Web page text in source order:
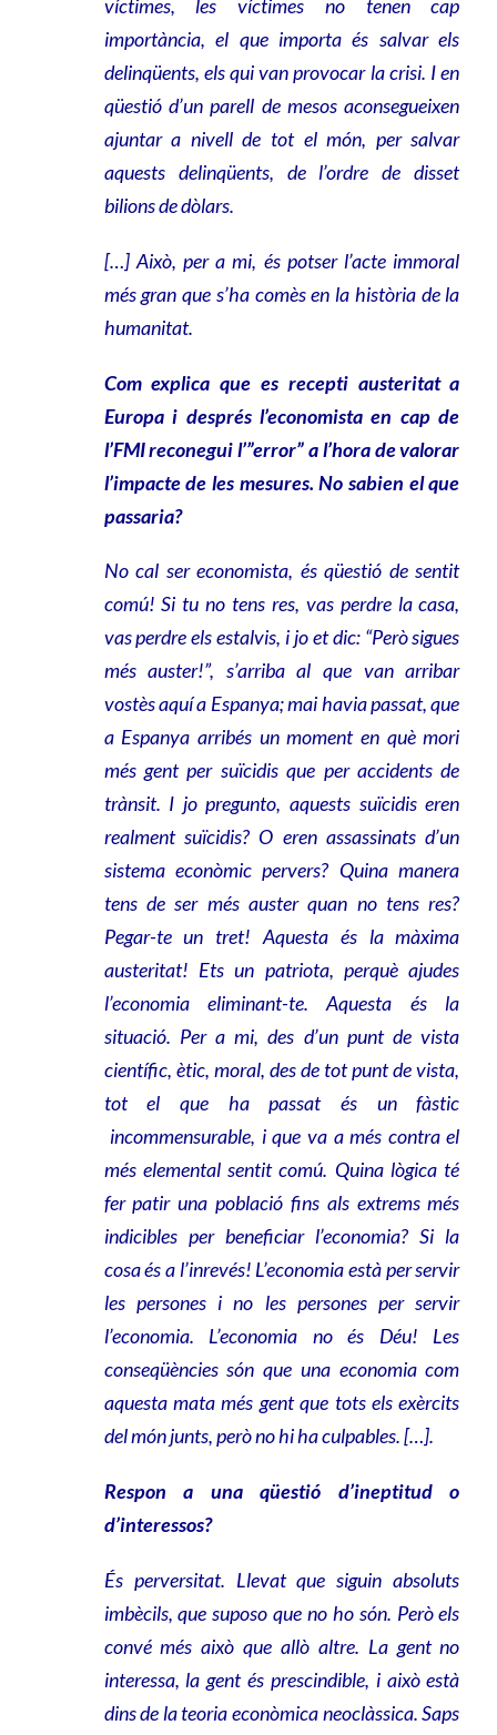
víctimes, les víctimes no tenen cap
importància, el que importa és salvar els
delinqüents, els qui van provocar la crisi. I en
qüestió d’un parell de mesos aconsegueixen
ajuntar a nivell de tot el món, per salvar
aquests delinqüents, de l’ordre de disset
bilions de dòlars.
[…] Això, per a mi, és potser l’acte immoral
més gran que s’ha comès en la història de la
humanitat.
Com explica que es recepti austeritat a
Europa i després l’economista en cap de
l’FMI reconegui l’”error” a l’hora de valorar
l’impacte de les mesures. No sabien el que
passaria?
No cal ser economista, és qüestió de sentit
comú! Si tu no tens res, vas perdre la casa,
vas perdre els estalvis, i jo et dic: “Però sigues
més auster!”, s’arriba al que van arribar
vostès aquí a Espanya; mai havia passat, que
a Espanya arribés un moment en què mori
més gent per suïcidis que per accidents de
trànsit. I jo pregunto, aquests suïcidis eren
realment suïcidis? O eren assassinats d’un
sistema econòmic pervers? Quina manera
tens de ser més auster quan no tens res?
Pegar-te un tret! Aquesta és la màxima
austeritat! Ets un patriota, perquè ajudes
l’economia eliminant-te. Aquesta és la
situació. Per a mi, des d’un punt de vista
científic, ètic, moral, des de tot punt de vista,
tot el que ha passat és un fàstic
incommensurable, i que va a més contra el
més elemental sentit comú. Quina lògica té
fer patir una població fins als extrems més
indicibles per beneficiar l’economia? Si la
cosa és a l’inrevés! L’economia està per servir
les persones i no les persones per servir
l’economia. L’economia no és Déu! Les
conseqüències són que una economia com
aquesta mata més gent que tots els exèrcits
del món junts, però no hi ha culpables. […].
Respon a una qüestió d’ineptitud o
d’interessos?
És perversitat. Llevat que siguin absoluts
imbècils, que suposo que no ho són. Però els
convé més això que allò altre. La gent no
interessa, la gent és prescindible, i això està
dins de la teoria econòmica neoclàssica. Saps